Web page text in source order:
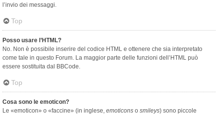
l’invio dei messaggi.
Top
Posso usare l’HTML?
No. Non è possibile inserire del codice HTML e ottenere che sia interpretato
come tale in questo Forum. La maggior parte delle funzioni dell’HTML può
essere sostituita dal BBCode.
Top
Cosa sono le emoticon?
Le «emoticon» o «faccine» (in inglese, emoticons o smileys) sono piccole